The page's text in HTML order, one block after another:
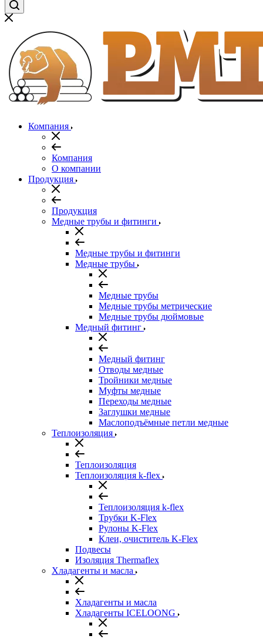
Компания
Компания
О компании
Продукция
Продукция
Медные трубы и фитинги
Медные трубы и фитинги
Медные трубы
Медные трубы
Медные трубы метрические
Медные трубы дюймовые
Медный фитинг
Медный фитинг
Отводы медные
Тройники медные
Муфты медные
Переходы медные
Заглушки медные
Маслоподъёмные петли медные
Теплоизоляция
Теплоизоляция
Теплоизоляция k-flex
Теплоизоляция k-flex
Трубки K-Flex
Рулоны K-Flex
Клеи, очиститель K-Flex
Подвесы
Изоляция Thermaflex
Хладагенты и масла
Хладагенты и масла
Хладагенты ICELOONG